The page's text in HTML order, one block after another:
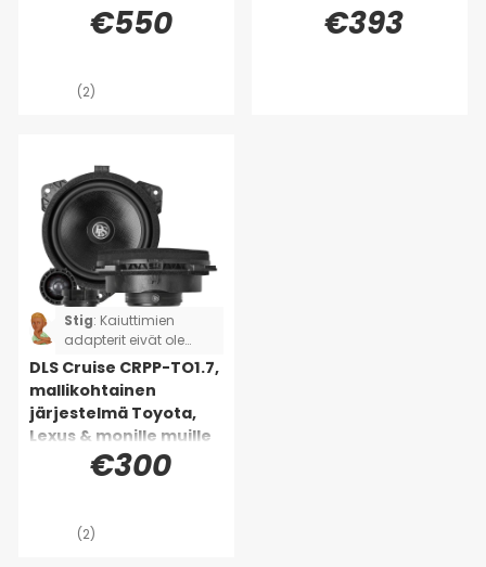
juottamaan sen
sijaan, että olisin vain
€550
(2)
€393
Stig: Kaiuttimien
adapterit eivät ole
täydelliset, jouduin
leikkaamaan ja
juottamaan kaksi
kaiutinta. Koskee
Toyota Rav4:ää.
DLS Cruise CRPP-TO1.7,
mallikohtainen
järjestelmä Toyota,
Lexus & monille muille
€300
(2)